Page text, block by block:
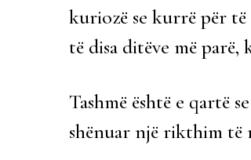
kuriozë se kurrë për
të disa ditëve më
Tashmë është e qartë
shënuar një rikthim të